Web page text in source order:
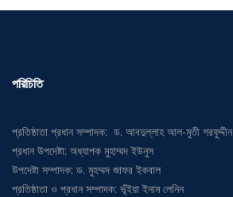
পরিচিতি
প্রতিষ্ঠাতা প্রধান সম্পাদক: ড. আবদুল্লাহ আল-মুতী শরফুদ্দীন
প্রধান উপদেষ্টা: অধ্যাপক মুহাম্মদ ইউনুস
উপদেষ্টা সম্পাদক: ড. মুহম্মদ জাফর ইকবাল
প্রতিষ্ঠাতা ও প্রধান সম্পাদক: ভূঁইয়া ইনাম লেনিন